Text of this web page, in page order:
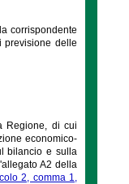
corrispondente
previsione delle
Regione, di cui
economico-
bilancio e sulla
A2 della
2, comma 1,